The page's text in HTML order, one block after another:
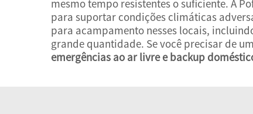
mesmo tempo resistentes o suficiente. A
para suportar condições climáticas
para acampamento nesses locais,
grande quantidade. Se você precisar de
emergências ao ar livre e backup